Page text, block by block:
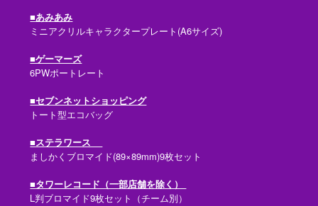
■あみあみ
ミニアクリルキャラクタープレート(A6サイズ)
■ゲーマーズ
6PWポートレート
■セブンネットショッピング
トート型エコバッグ
■ステラワース
ましかくブロマイド(89×89mm)9枚セット
■タワーレコード（一部店舗を除く）
L判ブロマイド9枚セット（チーム別）